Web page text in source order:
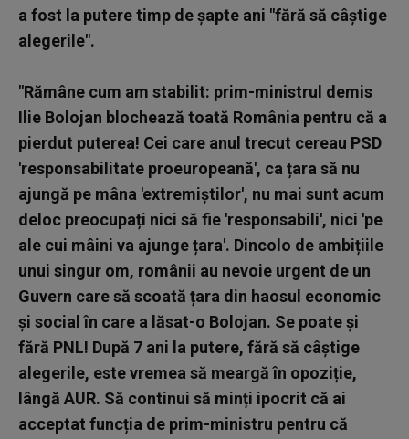
a fost la putere timp de șapte ani "fără să câștige
alegerile".
"Rămâne cum am stabilit: prim-ministrul demis
Ilie Bolojan blochează toată România pentru că a
pierdut puterea! Cei care anul trecut cereau PSD
'responsabilitate proeuropeană', ca țara să nu
ajungă pe mâna 'extremiștilor', nu mai sunt acum
deloc preocupați nici să fie 'responsabili', nici 'pe
ale cui mâini va ajunge țara'. Dincolo de ambițiile
unui singur om, românii au nevoie urgent de un
Guvern care să scoată țara din haosul economic
și social în care a lăsat-o Bolojan. Se poate și
fără PNL! După 7 ani la putere, fără să câștige
alegerile, este vremea să meargă în opoziție,
lângă AUR. Să continui să minți ipocrit că ai
acceptat funcția de prim-ministru pentru că